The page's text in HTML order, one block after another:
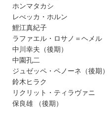
ホンマタカシ
レべッカ・ホルン
鯉江真紀子
ラファエル・ロサノ＝ヘメル
中川幸夫（後期）
中園孔二
ジュゼッペ・ペノーネ（後期）
鈴木ヒラク
リクリット・ティラヴァニ
保良雄 （後期）